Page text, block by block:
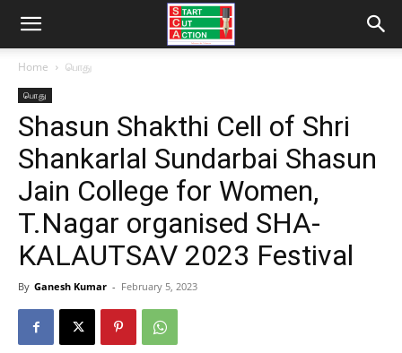
Home பொது
பொது
Shasun Shakthi Cell of Shri
Shankarlal Sundarbai Shasun
Jain College for Women,
T.Nagar organised SHA-
KALAUTSAV 2023 Festival
By Ganesh Kumar - February 5, 2023